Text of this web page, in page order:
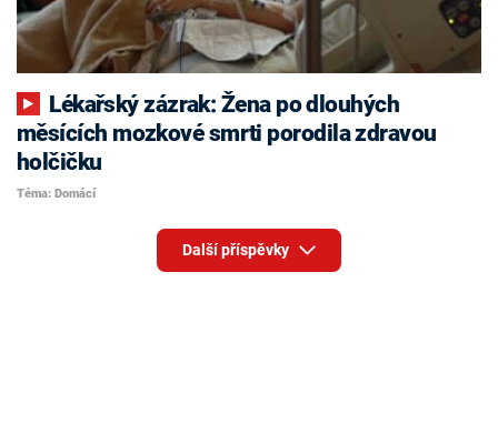
měsících mozkové smrti porodila zdravou
holčičku
Téma: Domácí
Další příspěvky